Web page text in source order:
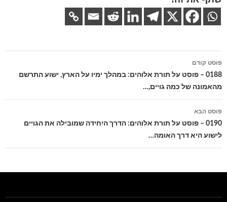
ניווט
בפוסטים
פוסט קודם
0188 – פוסט על תורת אלוהים: במהלך ימיו על הארץ, ישוע התרשם
מהאמונה של כמה גויים,…
פוסט הבא
0190 – פוסט על תורת אלוהים: הדרך היחידה שמובילה את הגויים
לישוע היא דרך האומה…